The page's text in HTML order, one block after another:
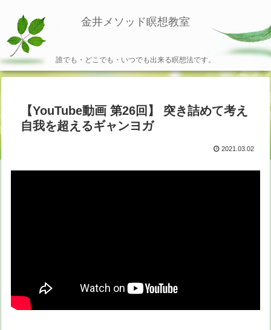
金井メソッド瞑想教室
誰でも・どこでも・いつでも出来る瞑想法です。
【YouTube動画 第26回】 突き詰めて考え
自我を超えるギャンヨガ
2021.03.02